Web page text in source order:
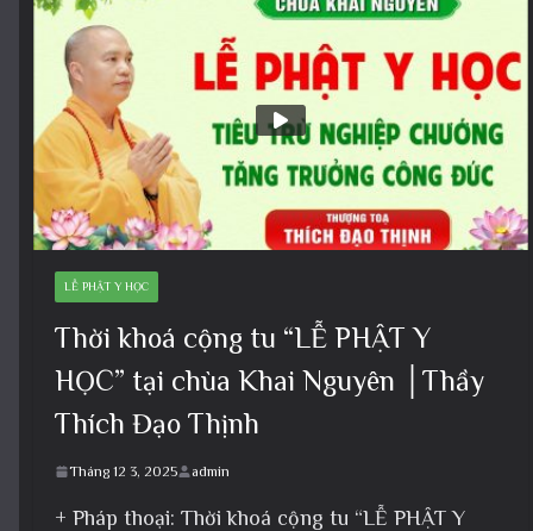
LỄ PHẬT Y HỌC
Thời khoá cộng tu “LỄ PHẬT Y
HỌC” tại chùa Khai Nguyên │Thầy
Thích Đạo Thịnh
Tháng 12 3, 2025 admin
+ Pháp thoại: Thời khoá cộng tu “LỄ PHẬT Y